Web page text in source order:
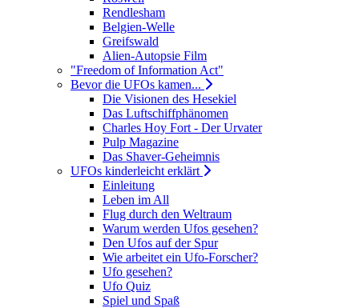
Rendlesham
Belgien-Welle
Greifswald
Alien-Autopsie Film
"Freedom of Information Act"
Bevor die UFOs kamen...
Die Visionen des Hesekiel
Das Luftschiffphänomen
Charles Hoy Fort - Der Urvater
Pulp Magazine
Das Shaver-Geheimnis
UFOs kinderleicht erklärt
Einleitung
Leben im All
Flug durch den Weltraum
Warum werden Ufos gesehen?
Den Ufos auf der Spur
Wie arbeitet ein Ufo-Forscher?
Ufo gesehen?
Ufo Quiz
Spiel und Spaß